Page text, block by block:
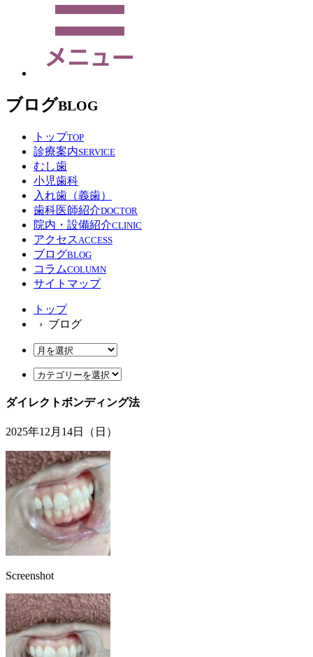
ブログBLOG
トップTOP
診療案内SERVICE
むし歯
小児歯科
入れ歯（義歯）
歯科医師紹介DOCTOR
院内・設備紹介CLINIC
アクセス ACCESS
ブログBLOG
コラムCOLUMN
サイトマップ
トップ
› ブログ
ダイレクトボンディング法
2025年12月14日（日）
Screenshot